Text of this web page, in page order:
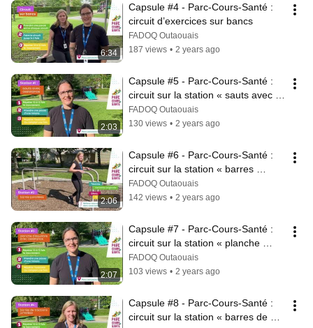
6:34
Capsule #4 - Parc-Cours-Santé :
circuit d’exercices sur bancs
FADOQ Outaouais
187 views • 2 years ago
2:03
Capsule #5 - Parc-Cours-Santé :
circuit sur la station « sauts avec
assistance »
FADOQ Outaouais
130 views • 2 years ago
2:06
Capsule #6 - Parc-Cours-Santé :
circuit sur la station « barres
parallèles »
FADOQ Outaouais
142 views • 2 years ago
2:07
Capsule #7 - Parc-Cours-Santé :
circuit sur la station « planche
d’équilibre avec assistance »
FADOQ Outaouais
103 views • 2 years ago
Capsule #8 - Parc-Cours-Santé :
circuit sur la station « barres de